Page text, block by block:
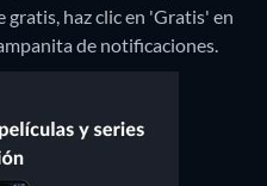
haz clic en 'Gratis' en
de notificaciones.